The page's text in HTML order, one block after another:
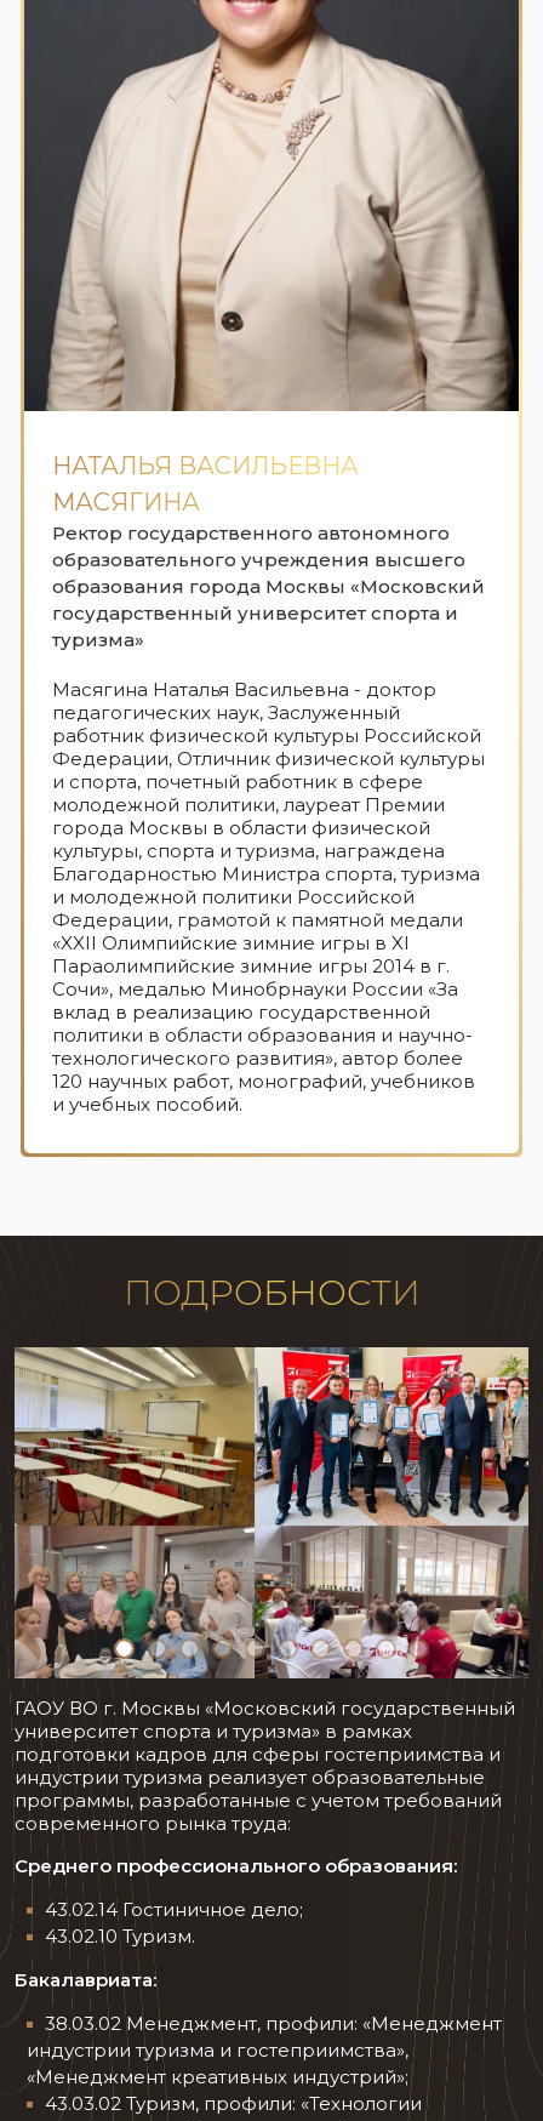
НАТАЛЬЯ ВАСИЛЬЕВНА
МАСЯГИНА
Ректор государственного автономного
образовательного учреждения высшего
образования города Москвы «Московский
государственный университет спорта и
туризма»
Масягина Наталья Васильевна - доктор
педагогических наук, Заслуженный
работник физической культуры Российской
Федерации, Отличник физической культуры
и спорта, почетный работник в сфере
молодежной политики, лауреат Премии
города Москвы в области физической
культуры, спорта и туризма, награждена
Благодарностью Министра спорта, туризма
и молодежной политики Российской
Федерации, грамотой к памятной медали
«XXII Олимпийские зимние игры в XI
Параолимпийские зимние игры 2014 в г.
Сочи», медалью Минобрнауки России «За
вклад в реализацию государственной
политики в области образования и научно-
технологического развития», автор более
120 научных работ, монографий, учебников
и учебных пособий.
ПОДРОБНОСТИ
ГАОУ ВО г. Москвы «Московский государственный
университет спорта и туризма» в рамках
подготовки кадров для сферы гостеприимства и
индустрии туризма реализует образовательные
программы, разработанные с учетом требований
современного рынка труда:
Среднего профессионального образования:
43.02.14 Гостиничное дело;
43.02.10 Туризм.
Бакалавриата:
38.03.02 Менеджмент, профили: «Менеджмент
индустрии туризма и гостеприимства»,
«Менеджмент креативных индустрий»;
43.03.02 Туризм, профили: «Технологии